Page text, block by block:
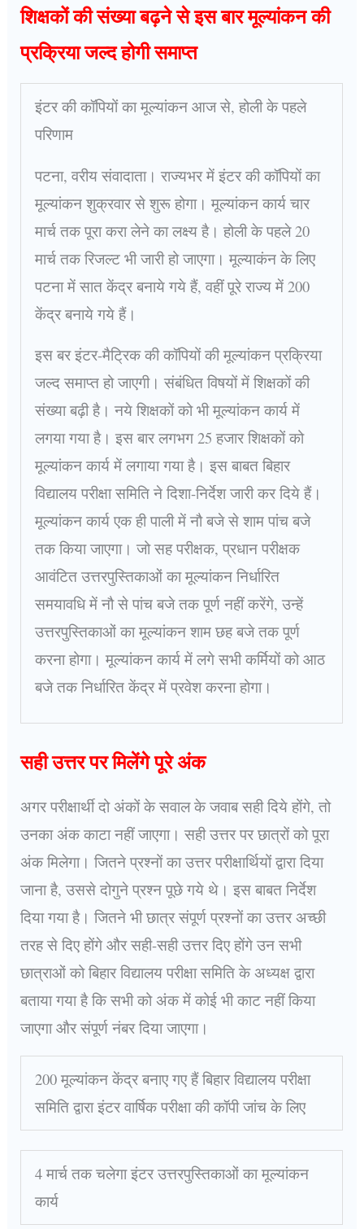
शिक्षकों की संख्या बढ़ने से इस बार मूल्यांकन की
प्रक्रिया जल्द होगी समाप्त
इंटर की कॉपियों का मूल्यांकन आज से, होली के पहले
परिणाम
पटना, वरीय संवादाता। राज्यभर में इंटर की कॉपियों का
मूल्यांकन शुक्रवार से शुरू होगा। मूल्यांकन कार्य चार
मार्च तक पूरा करा लेने का लक्ष्य है। होली के पहले 20
मार्च तक रिजल्ट भी जारी हो जाएगा। मूल्याकंन के लिए
पटना में सात केंद्र बनाये गये हैं, वहीं पूरे राज्य में 200
केंद्र बनाये गये हैं।
इस बर इंटर-मैट्रिक की कॉपियों की मूल्यांकन प्रक्रिया
जल्द समाप्त हो जाएगी। संबंधित विषयों में शिक्षकों की
संख्या बढ़ी है। नये शिक्षकों को भी मूल्यांकन कार्य में
लगया गया है। इस बार लगभग 25 हजार शिक्षकों को
मूल्यांकन कार्य में लगाया गया है। इस बाबत बिहार
विद्यालय परीक्षा समिति ने दिशा-निर्देश जारी कर दिये हैं।
मूल्यांकन कार्य एक ही पाली में नौ बजे से शाम पांच बजे
तक किया जाएगा। जो सह परीक्षक, प्रधान परीक्षक
आवंटित उत्तरपुस्तिकाओं का मूल्यांकन निर्धारित
समयावधि में नौ से पांच बजे तक पूर्ण नहीं करेंगे, उन्हें
उत्तरपुस्तिकाओं का मूल्यांकन शाम छह बजे तक पूर्ण
करना होगा। मूल्यांकन कार्य में लगे सभी कर्मियों को आठ
बजे तक निर्धारित केंद्र में प्रवेश करना होगा।
सही उत्तर पर मिलेंगे पूरे अंक
अगर परीक्षार्थी दो अंकों के सवाल के जवाब सही दिये होंगे, तो
उनका अंक काटा नहीं जाएगा। सही उत्तर पर छात्रों को पूरा
अंक मिलेगा। जितने प्रश्नों का उत्तर परीक्षार्थियों द्वारा दिया
जाना है, उससे दोगुने प्रश्न पूछे गये थे। इस बाबत निर्देश
दिया गया है। जितने भी छात्र संपूर्ण प्रश्नों का उत्तर अच्छी
तरह से दिए होंगे और सही-सही उत्तर दिए होंगे उन सभी
छात्राओं को बिहार विद्यालय परीक्षा समिति के अध्यक्ष द्वारा
बताया गया है कि सभी को अंक में कोई भी काट नहीं किया
जाएगा और संपूर्ण नंबर दिया जाएगा।
200 मूल्यांकन केंद्र बनाए गए हैं बिहार विद्यालय परीक्षा
समिति द्वारा इंटर वार्षिक परीक्षा की कॉपी जांच के लिए
4 मार्च तक चलेगा इंटर उत्तरपुस्तिकाओं का मूल्यांकन
कार्य